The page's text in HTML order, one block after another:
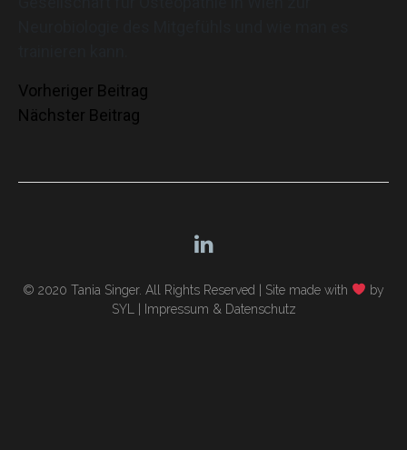
Beitragsnavigation
Vorheriger Beitrag
Nächster Beitrag
© 2020 Tania Singer. All Rights Reserved | Site made with
by
SYL
Impressum & Datenschutz